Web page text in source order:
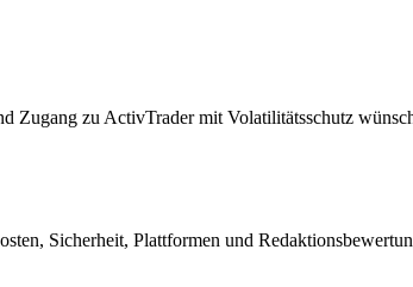
Zugang zu ActivTrader mit Volatilitätsschutz
Sicherheit, Plattformen und